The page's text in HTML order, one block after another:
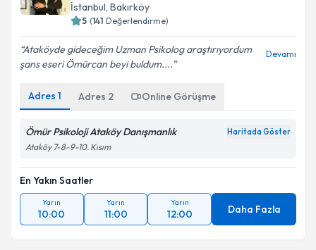
İstanbul, Bakırköy
5 (141 Değerlendirme)
Ataköyde gideceğim Uzman Psikolog araştırıyordum
şans eseri Ömürcan beyi buldum....
Devamı
Adres 1 Adres 2 Online Görüşme
Ömür Psikoloji Ataköy Danışmanlık Haritada Göster
Ataköy 7-8-9-10. Kısım
En Yakın Saatler
Yarın
10:00
Yarın
11:00
Yarın
12:00 Daha Fazla